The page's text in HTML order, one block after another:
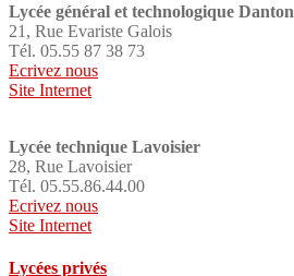
Lycée général et technologique Danton
21, Rue Evariste Galois
Tél. 05.55 87 38 73
Ecrivez nous
Site Internet
Lycée technique Lavoisier
28, Rue Lavoisier
Tél. 05.55.86.44.00
Ecrivez nous
Site Internet
Lycées privés